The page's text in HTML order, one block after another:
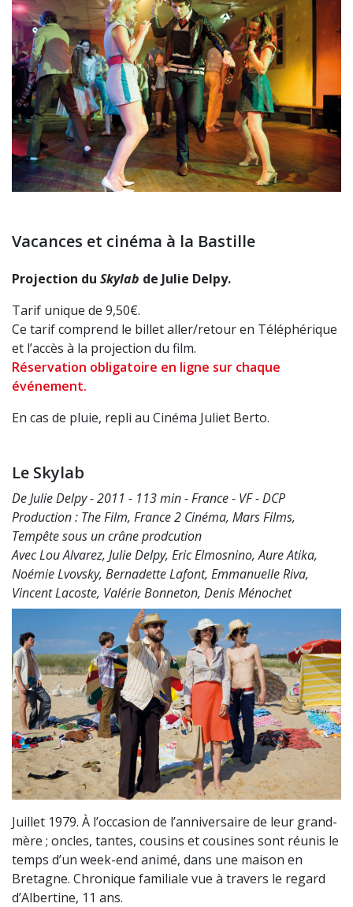
Vacances et cinéma à la Bastille
Projection du Skylab de Julie Delpy.
Tarif unique de 9,50€.
Ce tarif comprend le billet aller/retour en Téléphérique
et l’accès à la projection du film.
Réservation obligatoire en ligne sur chaque
événement.
En cas de pluie, repli au Cinéma Juliet Berto.
Le Skylab
De Julie Delpy - 2011 - 113 min - France - VF - DCP
Production : The Film, France 2 Cinéma, Mars Films,
Tempête sous un crâne prodcution
Avec Lou Alvarez, Julie Delpy, Eric Elmosnino, Aure Atika,
Noémie Lvovsky, Bernadette Lafont, Emmanuelle Riva,
Vincent Lacoste, Valérie Bonneton, Denis Ménochet
Juillet 1979. À l’occasion de l’anniversaire de leur grand-
mère ; oncles, tantes, cousins et cousines sont réunis le
temps d’un week-end animé, dans une maison en
Bretagne. Chronique familiale vue à travers le regard
d’Albertine, 11 ans.